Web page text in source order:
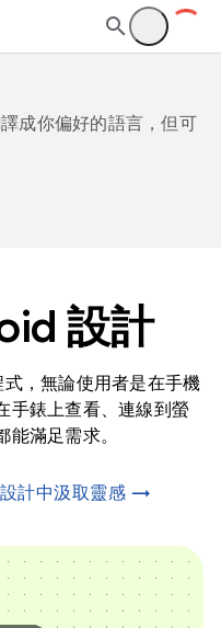
成你偏好的語言，但可
設計
，無論使用者是在手機
手錶上查看、連線到螢
滿足需求。
計中汲取靈感 →